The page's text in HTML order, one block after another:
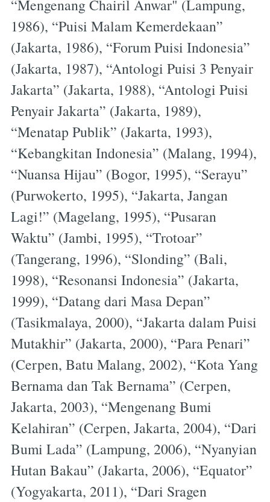
“Mengenang Chairil Anwar" (Lampung,
1986), “Puisi Malam Kemerdekaan”
(Jakarta, 1986), “Forum Puisi Indonesia”
(Jakarta, 1987), “Antologi Puisi 3 Penyair
Jakarta” (Jakarta, 1988), “Antologi Puisi
Penyair Jakarta” (Jakarta, 1989),
“Menatap Publik” (Jakarta, 1993),
“Kebangkitan Indonesia” (Malang, 1994),
“Nuansa Hijau” (Bogor, 1995), “Serayu”
(Purwokerto, 1995), “Jakarta, Jangan
Lagi!” (Magelang, 1995), “Pusaran
Waktu” (Jambi, 1995), “Trotoar”
(Tangerang, 1996), “Slonding” (Bali,
1998), “Resonansi Indonesia” (Jakarta,
1999), “Datang dari Masa Depan”
(Tasikmalaya, 2000), “Jakarta dalam Puisi
Mutakhir” (Jakarta, 2000), “Para Penari”
(Cerpen, Batu Malang, 2002), “Kota Yang
Bernama dan Tak Bernama” (Cerpen,
Jakarta, 2003), “Mengenang Bumi
Kelahiran” (Cerpen, Jakarta, 2004), “Dari
Bumi Lada” (Lampung, 2006), “Nyanyian
Hutan Bakau” (Jakarta, 2006), “Equator”
(Yogyakarta, 2011), “Dari Sragen